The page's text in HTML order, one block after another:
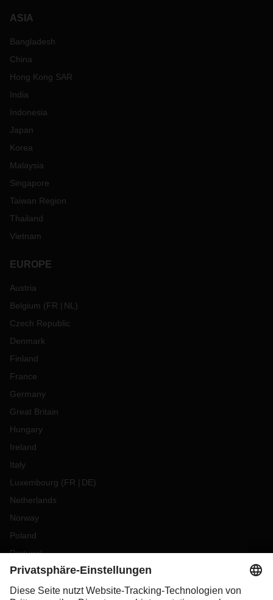
ASIA
Bangladesh
China
Hong Kong SAR
India
Indonesia
Japan
Korea
Malaysia
Singapore
Taiwan Region
Thailand
Vietnam
EUROPE
Austria
Belgium (FR NL )
Czech Republic
Denmark
Finland
France
Germany
Great Britain
Hungary
Ireland
Italy
Luxembourg (FR DE)
Netherlands
Norway
Poland
Portugal
Romania
Slovakia